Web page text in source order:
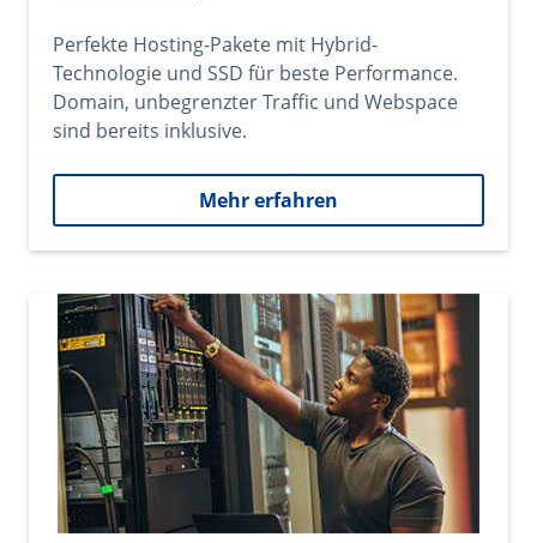
Perfekte Hosting-Pakete mit Hybrid-
Technologie und SSD für beste Performance.
Domain, unbegrenzter Traffic und Webspace
sind bereits inklusive.
Mehr erfahren